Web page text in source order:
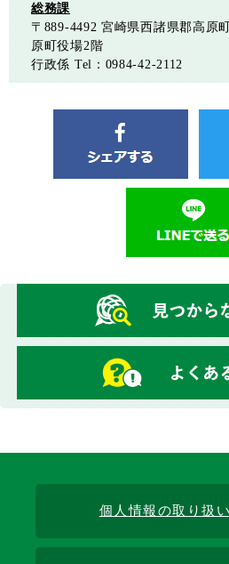
総務課
〒889-4492 宮崎県西諸県郡高原
原町役場2階
行政係 Tel：0984-42-2112
個人情報の取り扱